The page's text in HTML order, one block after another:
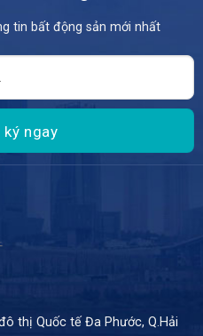
tin bất động sản mới nhất
thị Quốc tế Đa Phước, Q.Hải